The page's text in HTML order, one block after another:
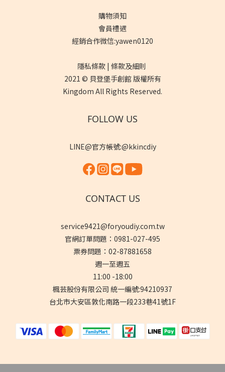
購物須知
會員禮遇
經銷合作微信:yawen0120
隱私條款 | 條款及細則
2021 © 貝登堡手創館 版權所有
Kingdom All Rights Reserved.
FOLLOW US
LINE@官方帳號:@kkincdiy
CONTACT US
service9421@foryoudiy.com.tw
官網訂單問題：0981-027-495
票券問題：02-87881658
週一至週五
11:00 -18:00
楓芸股份有限公司 統一編號:94210937
台北市大安區敦化南路一段233巷41號1F